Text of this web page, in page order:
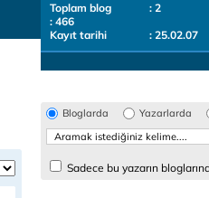
Toplam blog
: 2
: 466
Kayıt tarihi
: 25.02.07
Bloglarda Yazarlarda
Sadece bu yazarın